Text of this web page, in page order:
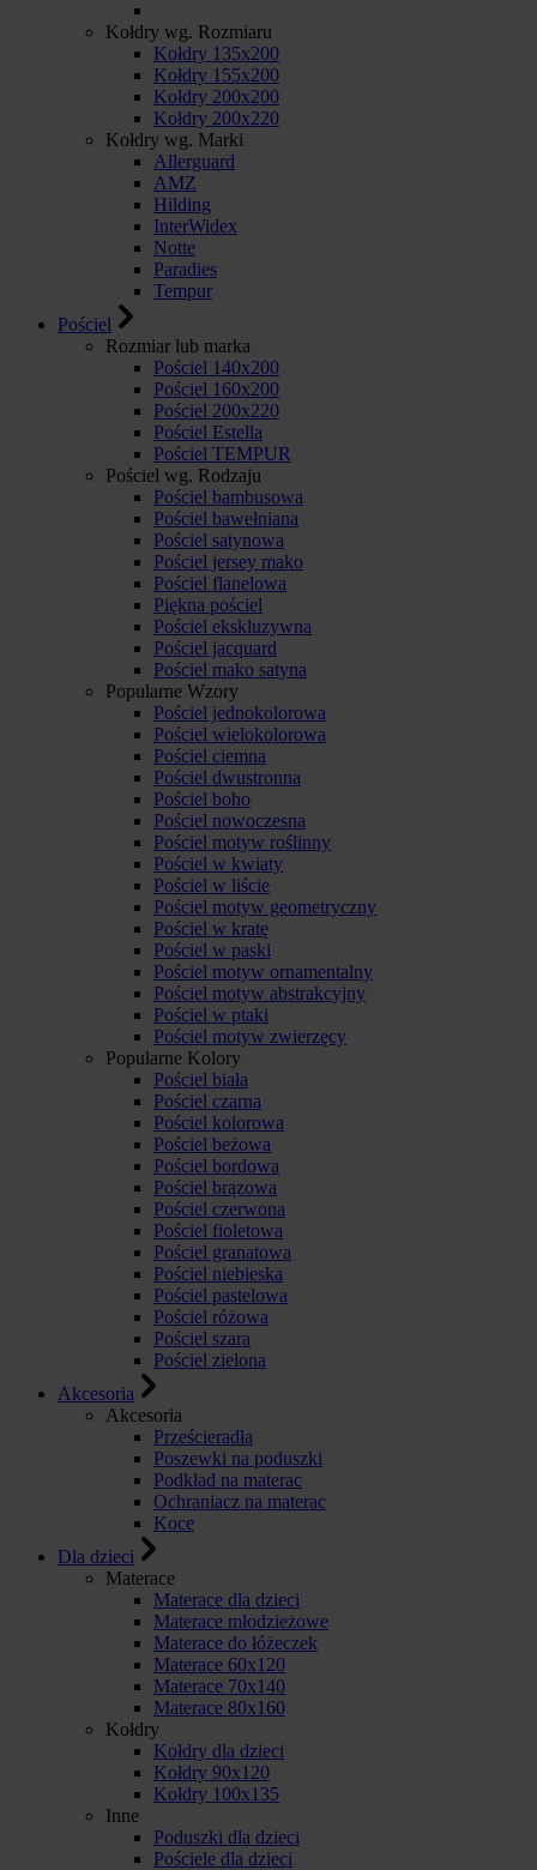
Kołdry wg. Rozmiaru
Kołdry 135x200
Kołdry 155x200
Kołdry 200x200
Kołdry 200x220
Kołdry wg. Marki
Allerguard
AMZ
Hilding
InterWidex
Notte
Paradies
Tempur
Pościel
Rozmiar lub marka
Pościel 140x200
Pościel 160x200
Pościel 200x220
Pościel Estella
Pościel TEMPUR
Pościel wg. Rodzaju
Pościel bambusowa
Pościel bawełniana
Pościel satynowa
Pościel jersey mako
Pościel flanelowa
Piękna pościel
Pościel ekskluzywna
Pościel jacquard
Pościel mako satyna
Popularne Wzory
Pościel jednokolorowa
Pościel wielokolorowa
Pościel ciemna
Pościel dwustronna
Pościel boho
Pościel nowoczesna
Pościel motyw roślinny
Pościel w kwiaty
Pościel w liście
Pościel motyw geometryczny
Pościel w kratę
Pościel w paski
Pościel motyw ornamentalny
Pościel motyw abstrakcyjny
Pościel w ptaki
Pościel motyw zwierzęcy
Popularne Kolory
Pościel biała
Pościel czarna
Pościel kolorowa
Pościel beżowa
Pościel bordowa
Pościel brązowa
Pościel czerwona
Pościel fioletowa
Pościel granatowa
Pościel niebieska
Pościel pastelowa
Pościel różowa
Pościel szara
Pościel zielona
Akcesoria
Akcesoria
Prześcieradła
Poszewki na poduszki
Podkład na materac
Ochraniacz na materac
Koce
Dla dzieci
Materace
Materace dla dzieci
Materace młodzieżowe
Materace do łóżeczek
Materace 60x120
Materace 70x140
Materace 80x160
Kołdry
Kołdry dla dzieci
Kołdry 90x120
Kołdry 100x135
Inne
Poduszki dla dzieci
Pościele dla dzieci